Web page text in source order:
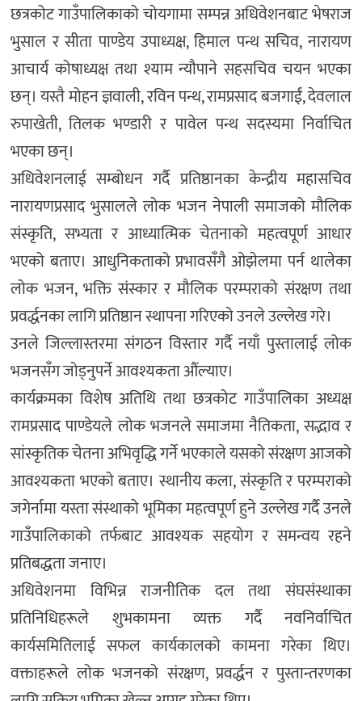
छत्रकोट गाउँपालिकाको चोयगामा सम्पन्न अधिवेशनबाट भेषराज
भुसाल र सीता पाण्डेय उपाध्यक्ष, हिमाल पन्थ सचिव, नारायण
आचार्य कोषाध्यक्ष तथा श्याम न्यौपाने सहसचिव चयन भएका
छन्। यस्तै मोहन ज्ञवाली, रविन पन्थ, रामप्रसाद बजगाईं, देवलाल
रुपाखेती, तिलक भण्डारी र पावेल पन्थ सदस्यमा निर्वाचित
भएका छन्।
अधिवेशनलाई सम्बोधन गर्दै प्रतिष्ठानका केन्द्रीय महासचिव
नारायणप्रसाद भुसालले लोक भजन नेपाली समाजको मौलिक
संस्कृति, सभ्यता र आध्यात्मिक चेतनाको महत्वपूर्ण आधार
भएको बताए। आधुनिकताको प्रभावसँगै ओझेलमा पर्न थालेका
लोक भजन, भक्ति संस्कार र मौलिक परम्पराको संरक्षण तथा
प्रवर्द्धनका लागि प्रतिष्ठान स्थापना गरिएको उनले उल्लेख गरे।
उनले जिल्लास्तरमा संगठन विस्तार गर्दै नयाँ पुस्तालाई लोक
भजनसँग जोड्नुपर्ने आवश्यकता औंल्याए।
कार्यक्रमका विशेष अतिथि तथा छत्रकोट गाउँपालिका अध्यक्ष
रामप्रसाद पाण्डेयले लोक भजनले समाजमा नैतिकता, सद्भाव र
सांस्कृतिक चेतना अभिवृद्धि गर्ने भएकाले यसको संरक्षण आजको
आवश्यकता भएको बताए। स्थानीय कला, संस्कृति र परम्पराको
जगेर्नामा यस्ता संस्थाको भूमिका महत्वपूर्ण हुने उल्लेख गर्दै उनले
गाउँपालिकाको तर्फबाट आवश्यक सहयोग र समन्वय रहने
प्रतिबद्धता जनाए।
अधिवेशनमा विभिन्न राजनीतिक दल तथा संघसंस्थाका
प्रतिनिधिहरूले शुभकामना व्यक्त गर्दै नवनिर्वाचित
कार्यसमितिलाई सफल कार्यकालको कामना गरेका थिए।
वक्ताहरूले लोक भजनको संरक्षण, प्रवर्द्धन र पुस्तान्तरणका